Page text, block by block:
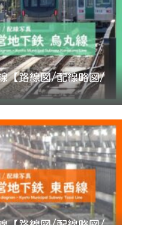
【路線図/配線略図/